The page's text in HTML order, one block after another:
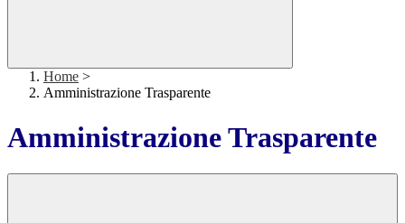
Home >
Amministrazione Trasparente
Amministrazione Trasparente